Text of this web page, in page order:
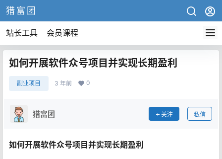
猎富团
站长工具 会员课程
如何开展软件众号项目并实现长期盈利
副业项目 3 年前 0
猎富团 关注 私信
如何开展软件众号项目并实现长期盈利